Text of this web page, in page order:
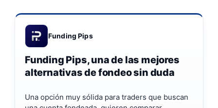
Funding Pips
Funding Pips, una de las mejores
alternativas de fondeo sin duda
Una opción muy sólida para traders que buscan